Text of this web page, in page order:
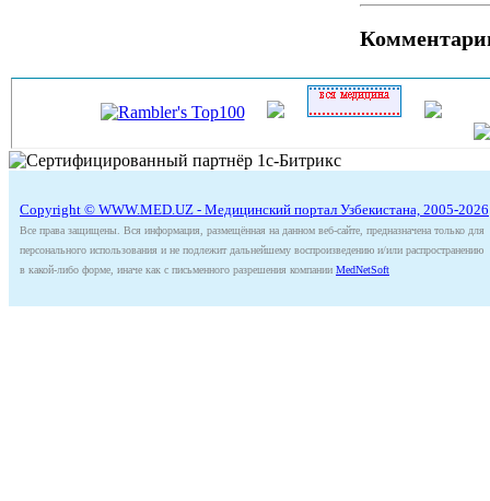
Copyright © WWW.MED.UZ - Медицинский портал Узбекистана, 2005-2026
Все права защищены. Вся информация, размещённая на данном веб-сайте, предназначена только для
персонального использования и не подлежит дальнейшему воспроизведению и/или распространению
в какой-либо форме, иначе как с письменного разрешения компании MedNetSoft